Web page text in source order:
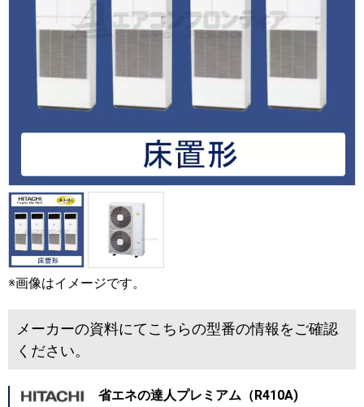
※画像はイメージです。
メーカーの資料にてこちらの型番の情報をご確認
ください。
省エネの達人プレミアム（R410A)